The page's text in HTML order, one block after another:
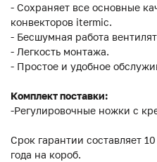
- Сохраняет все основные
конвекторов itermic.
- Бесшумная работа
- Легкость монтажа.
- Простое и удобное
Комплект поставки:
-Регулировочные ножки с
Срок гарантии составляет
года на короб.